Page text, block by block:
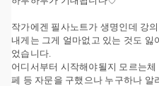
작가에겐 필사노트가 생명인데 강
내게는 그게 얼마없고 있는 것도 잃
었습니다.
어디서부터 시작해야될지 모르는
페 등 자문을 구했으나 누구하나 알